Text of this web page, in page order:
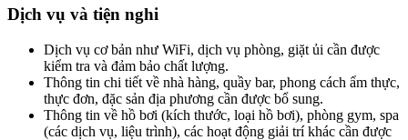
Dịch vụ và tiện nghi
Dịch vụ cơ bản như WiFi, dịch vụ phòng, giặt ủi cần được
kiểm tra và đảm bảo chất lượng.
Thông tin chi tiết về nhà hàng, quầy bar, phong cách ẩm thực,
thực đơn, đặc sản địa phương cần được bổ sung.
Thông tin về hồ bơi (kích thước, loại hồ bơi), phòng gym, spa
(các dịch vụ, liệu trình), các hoạt động giải trí khác cần được